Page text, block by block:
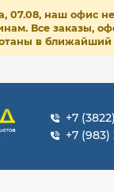
07.08, наш офис
Все заказы,
в
+7
+7 (983)